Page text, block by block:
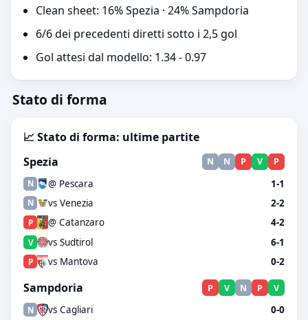
Clean sheet: 16% Spezia · 24% Sampdoria
6/6 dei precedenti diretti sotto i 2,5 gol
Gol attesi dal modello: 1.34 - 0.97
Stato di forma
📈 Stato di forma: ultime partite
Spezia
N N P V P
N @ Pescara 1-1
N vs Venezia 2-2
P @ Catanzaro 4-2
V vs Sudtirol 6-1
P vs Mantova 0-2
Sampdoria P V N P V
N vs Cagliari 0-0